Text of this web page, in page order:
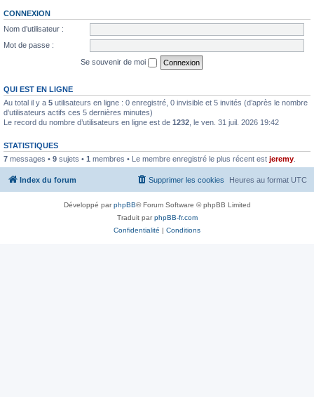
CONNEXION
Nom d’utilisateur :
Mot de passe :
Se souvenir de moi
QUI EST EN LIGNE
Au total il y a 5 utilisateurs en ligne : 0 enregistré, 0 invisible et 5 invités (d’après le nombre
d’utilisateurs actifs ces 5 dernières minutes)
Le record du nombre d’utilisateurs en ligne est de 1232 , le ven. 31 juil. 2026 19:42
STATISTIQUES
7 messages • 9 sujets • 1 membres • Le membre enregistré le plus récent est jeremy
Index du forum Heures au format UTC
Supprimer les cookies
Développé parphpBB® Forum Software © phpBB Limited
Traduit parphpBB-fr.com
Confidentialité | Conditions